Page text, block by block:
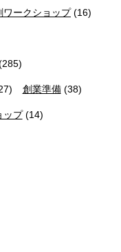
ワークショップ(16)
創業準備(38)
ップ(14)